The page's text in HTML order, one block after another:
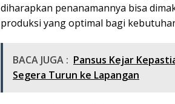
diharapkan penanamannya bisa
produksi yang optimal bagi
BACA JUGA : Pansus Kejar
Segera Turun ke Lapangan